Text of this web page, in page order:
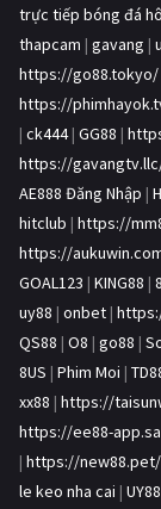
trực tiếp bóng đá
thapcam | gavang |
https://go88.tokyo/
https://
| ck444| GG88 |
https://
AE888 Đăng Nhập |
hitclub | https://
https://
GOAL123 | KING88 |
uy88 | onbet |
QS88 | O8 | go88 |
8US | Phim Moi |
xx88 | https://
https://ee88-
| https://new88.pet/
le keo nha cai | UY88